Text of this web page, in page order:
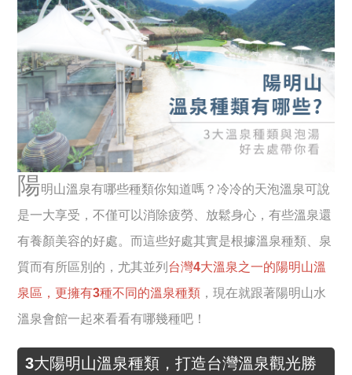
陽明山溫泉有哪些種類你知道嗎？冷冷的天泡溫泉可說
是一大享受，不僅可以消除疲勞、放鬆身心，有些溫泉還
有養顏美容的好處。而這些好處其實是根據溫泉種類、泉
質而有所區別的，尤其並列 台灣4大溫泉之一的陽明山溫
泉區，更擁有3種不同的溫泉種類 ，現在就跟著陽明山水
溫泉會館一起來看看有哪幾種吧！
3大陽明山溫泉種類，打造台灣溫泉觀光勝